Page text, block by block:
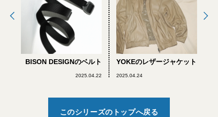
BISON DESIGNのベルト
2025.04.22
YOKEのレザージャケット
2025.04.24
このシリーズのトップへ戻る